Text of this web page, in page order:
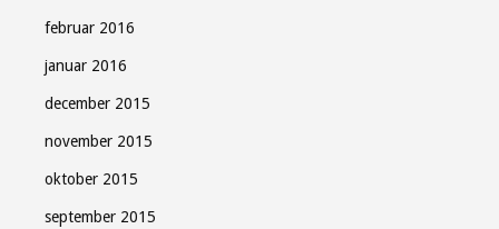
februar 2016
januar 2016
december 2015
november 2015
oktober 2015
september 2015